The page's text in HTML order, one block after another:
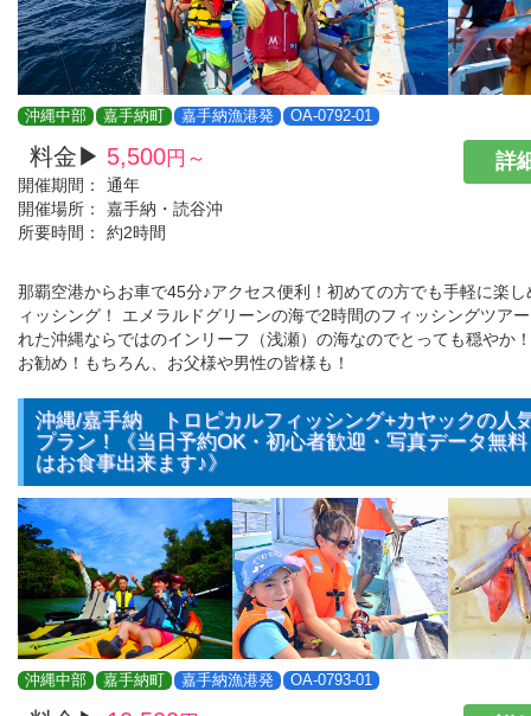
沖縄中部 嘉手納町 嘉手納漁港発 OA-0792-01
料金▶ 5,500円～
開催期間：
通年
開催場所：
嘉手納・読谷沖
所要時間：
約2時間
詳
那覇空港からお車で45分♪アクセス便利！初めての方でも手軽に楽
ィッシング！ エメラルドグリーンの海で2時間のフィッシングツア
れた沖縄ならではのインリーフ（浅瀬）の海なのでとっても穏やか
お勧め！もちろん、お父様や男性の皆様も！
沖縄/嘉手納 トロピカルフィッシング+カヤックの人
プラン！《当日予約OK・初心者歓迎・写真データ無
はお食事出来ます♪》
沖縄中部 嘉手納町 嘉手納漁港発 OA-0793-01